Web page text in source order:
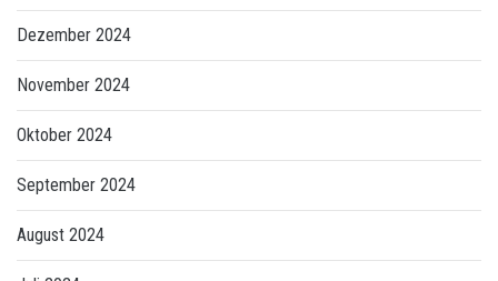
Dezember 2024
November 2024
Oktober 2024
September 2024
August 2024